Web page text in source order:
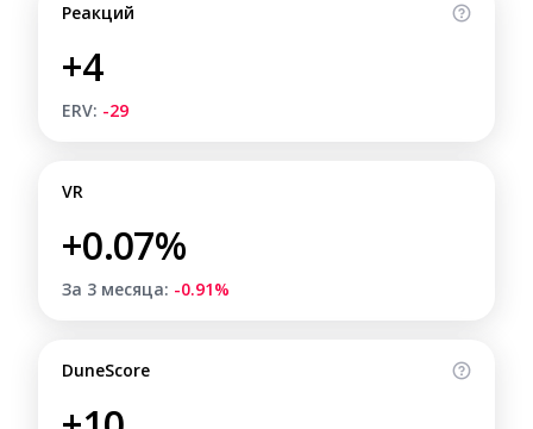
Реакций
+4
ERV: -29
VR
+0.07%
За 3 месяца: -0.91%
DuneScore